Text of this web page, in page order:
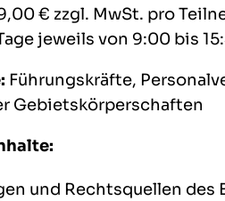
€ zzgl. MwSt. pro
jeweils von 9:00 bis
Führungskräfte,
Gebietskörperschaften
und Rechtsquellen